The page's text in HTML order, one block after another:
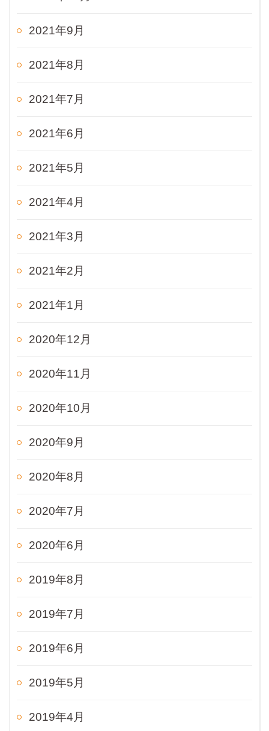
2021年9月
2021年8月
2021年7月
2021年6月
2021年5月
2021年4月
2021年3月
2021年2月
2021年1月
2020年12月
2020年11月
2020年10月
2020年9月
2020年8月
2020年7月
2020年6月
2019年8月
2019年7月
2019年6月
2019年5月
2019年4月